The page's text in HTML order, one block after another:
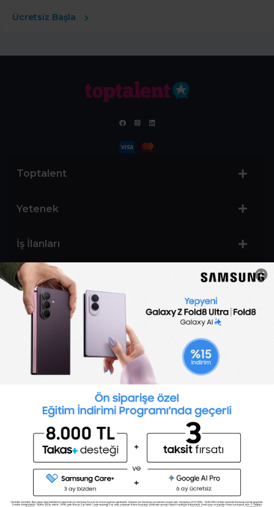
Ücretsiz Başla
Toptalent
Yetenek
İş İlanları
Sertifika Programları
Yetenek Testleri
Toptalent Marka ve İnsan Kaynakları Danışmanlığı Limited Şirketi Özel İstihdam Bürosu
Olarak 11 / 11 / 2024 - 10 / 11 / 2027 tarihleri arasında faaliyette bulunmak üzere, Türkiye İş
Kurumu tarafından 05.11.2024 tarih ve 16998526 sayılı karar uyarınca 1251 nolu belge ile faaliyet
göstermektedir.Toptalent İş İlanları için tıklayın. 4904 sayılı kanun uyarınca iş arayanlardan
ücret alınmayacak ve menfaat temin edilmeyecektir.
Türkiye İş Kurumu İstanbul İl Müdürlüğü: 0 212 249 29 87 | Türkiye iş Kurumu İstanbul Çalışma
ve İş Kurumu Bahçelievler Hizmet Merkezi